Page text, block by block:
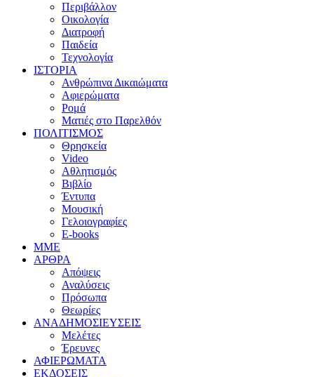
Περιβάλλον
Οικολογία
Διατροφή
Παιδεία
Τεχνολογία
ΙΣΤΟΡΙΑ
Ανθρώπινα Δικαιώματα
Αφιερώματα
Ρομά
Ματιές στο Παρελθόν
ΠΟΛΙΤΙΣΜΟΣ
Θρησκεία
Video
Αθλητισμός
Βιβλίο
Έντυπα
Μουσική
Γελοιογραφίες
E-books
MME
ΑΡΘΡΑ
Απόψεις
Αναλύσεις
Πρόσωπα
Θεωρίες
ΑΝΑΔΗΜΟΣΙΕΥΣΕΙΣ
Μελέτες
Έρευνες
ΑΦΙΕΡΩΜΑΤΑ
ΕΚΔΟΣΕΙΣ